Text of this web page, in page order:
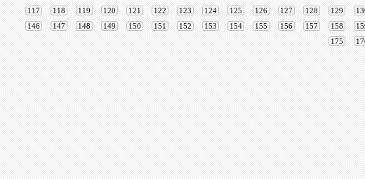
117
118 119 120 121 122 123 124 125 126 127 128 129
146
147 148 149 150 151 152 153 154 155 156 157 158
175